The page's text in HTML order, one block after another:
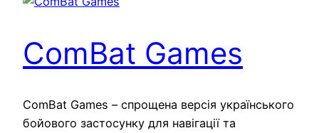
ComBat Games
ComBat Games – спрощена версія українського
бойового застосунку для навігації та